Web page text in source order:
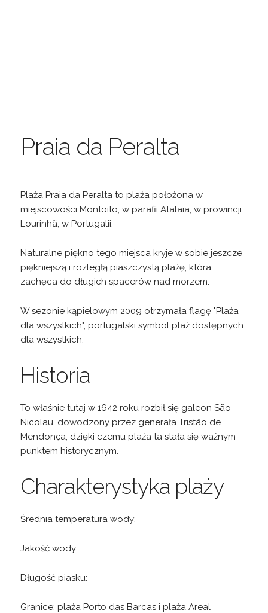
Praia da Peralta
Plaża Praia da Peralta to plaża położona w
miejscowości Montoito, w parafii Atalaia, w prowincji
Lourinhã, w Portugalii.
Naturalne piękno tego miejsca kryje w sobie jeszcze
piękniejszą i rozległą piaszczystą plażę, która
zachęca do długich spacerów nad morzem.
W sezonie kąpielowym 2009 otrzymała flagę "Plaża
dla wszystkich", portugalski symbol plaż dostępnych
dla wszystkich.
Historia
To właśnie tutaj w 1642 roku rozbił się galeon São
Nicolau, dowodzony przez generała Tristão de
Mendonça, dzięki czemu plaża ta stała się ważnym
punktem historycznym.
Charakterystyka plaży
Średnia temperatura wody:
Jakość wody:
Długość piasku:
Granice: plaża Porto das Barcas i plaża Areal